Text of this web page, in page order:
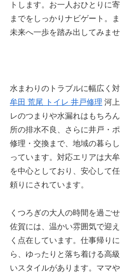
トします。お一人おひとりに
までをしっかりナビゲート。
未来へ一歩を踏み出してみま
水まわりのトラブルに幅広く
牟田 荒尾 トイレ 井戸修理 河
レのつまりや水漏れはもちろ
所の排水不良、さらに井戸・
修理・交換まで、地域の暮ら
っています。対応エリアは大
を中心としており、安心して
頼りにされています。
くつろぎの大人の時間を過ごせ
佐賀には、温かい雰囲気で迎
く点在しています。仕事帰り
ら、ゆったりと落ち着ける高
いスタイルがあります。ママ